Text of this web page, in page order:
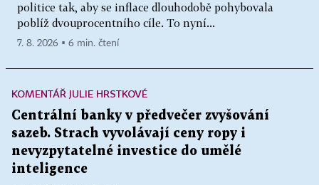
politice tak, aby se inflace dlouhodobě pohybovala
poblíž dvouprocentního cíle. To nyní...
7. 8. 2026 ▪ 6 min. čtení
KOMENTÁŘ JULIE HRSTKOVÉ
Centrální banky v předvečer zvyšování
sazeb. Strach vyvolávají ceny ropy i
nevyzpytatelné investice do umělé
inteligence